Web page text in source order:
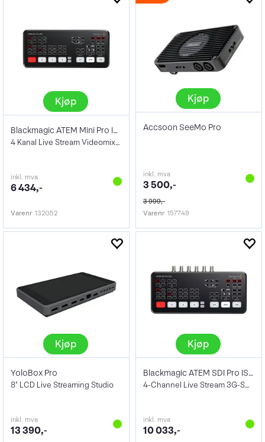
Kjøp
Blackmagic ATEM Mini Pro ISO
4 Kanal Live Stream Videomixer HDMI
inkl. mva
6 434,-
Varenr 132052
Kjøp
Accsoon SeeMo Pro
inkl. mva
3 500,-
3 999,-
Varenr 157749
Kjøp
YoloBox Pro
8" LCD Live Streaming Studio
inkl. mva
13 390,-
Kjøp
Blackmagic ATEM SDI Pro ISO
4-Channel Live Stream 3G-SDI Switcher
inkl. mva
10 033,-